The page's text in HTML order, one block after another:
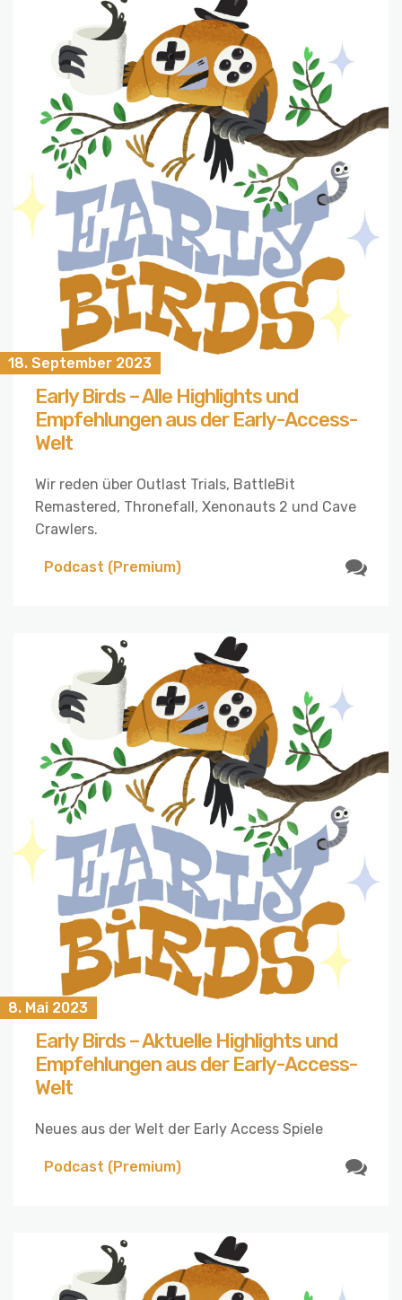
18. September 2023
Early Birds – Alle Highlights und
Empfehlungen aus der Early-Access-
Welt
Wir reden über Outlast Trials, BattleBit
Remastered, Thronefall, Xenonauts 2 und Cave
Crawlers.
Podcast (Premium)
8. Mai 2023
Early Birds – Aktuelle Highlights und
Empfehlungen aus der Early-Access-
Welt
Neues aus der Welt der Early Access Spiele
Podcast (Premium)